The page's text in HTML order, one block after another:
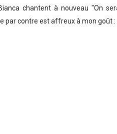
chantent à nouveau "On
par contre est affreux à mon goût :